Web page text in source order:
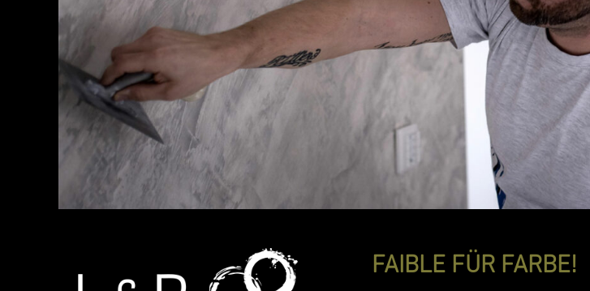
FAIBLE FÜR FARBE!